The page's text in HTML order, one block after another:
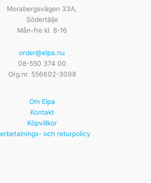
Morabergsvägen 33A,
Södertälje
Mån-fre kl. 8-16
order@elpa.nu
08-550 374 00
Org.nr. 556602-3098
Om Elpa
Kontakt
Köpvillkor
och returpolicy